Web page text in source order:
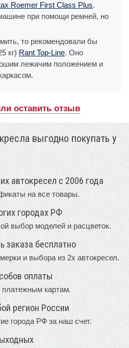
Roemer First Class Plus.
при помощи ремней, но
то рекомендовали бы
кг) Rant Top-Line. Оно
лежачим положением и
оставить отзыв
выгодно покупать у
автокресел с 2006 года
на все товары.
городах РФ
выбор моделей и расцветок.
заказа бесплатно
и выбора из 2х автокресел.
оплаты
платежным картам.
регион России
города РФ за наш счет.